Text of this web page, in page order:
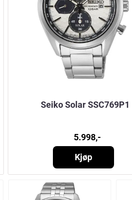
Seiko Solar SSC769P1
5.998,-
Kjøp